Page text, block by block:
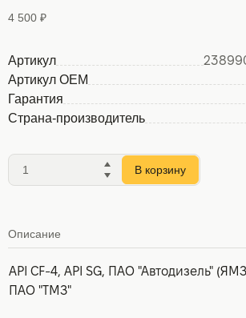
4 500 ₽
Артикул
Артикул OEM
Гарантия
Страна-производитель
В корзину
Описание
API CF-4, API SG, ПАО "Автодизель"
ПАО "ТМЗ"